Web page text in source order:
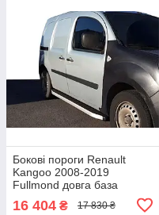
Бокові пороги Renault
Kangoo 2008-2019
Fullmond довга база
16 404 ₴ 17 830 ₴